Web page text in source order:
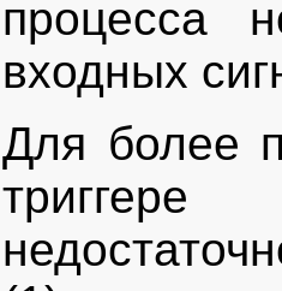
процесса
входных
Для более